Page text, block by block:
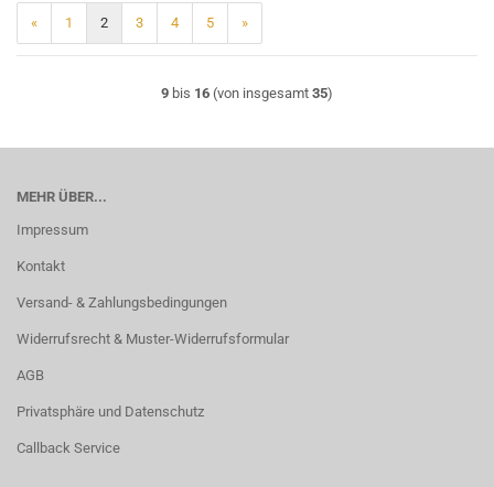
« 1 2 3 4 5 »
9 bis 16 (von insgesamt 35)
MEHR ÜBER...
Impressum
Kontakt
Versand- & Zahlungsbedingungen
Widerrufsrecht & Muster-Widerrufsformular
AGB
Privatsphäre und Datenschutz
Callback Service